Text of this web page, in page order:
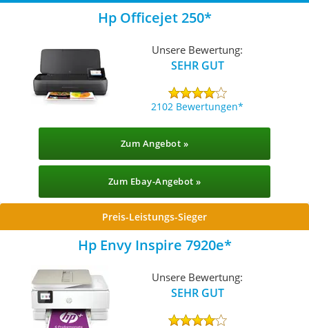
Hp Officejet 250
Unsere Bewertung:
SEHR GUT
2102 Bewertungen
Zum Angebot »
Zum Ebay-Angebot »
Preis-Leistungs-Sieger
Hp Envy Inspire 7920e
Unsere Bewertung:
SEHR GUT